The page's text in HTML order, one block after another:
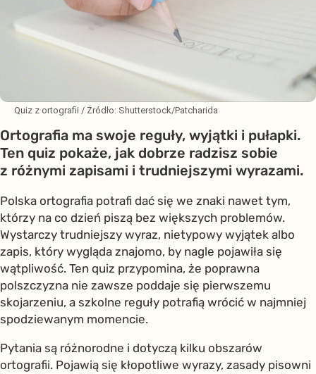
Quiz z ortografii / Źródło: Shutterstock/Patcharida
Ortografia ma swoje reguły, wyjątki i pułapki.
Ten quiz pokaże, jak dobrze radzisz sobie
z różnymi zapisami i trudniejszymi wyrazami.
Polska ortografia potrafi dać się we znaki nawet tym,
którzy na co dzień piszą bez większych problemów.
Wystarczy trudniejszy wyraz, nietypowy wyjątek albo
zapis, który wygląda znajomo, by nagle pojawiła się
wątpliwość. Ten quiz przypomina, że poprawna
polszczyzna nie zawsze poddaje się pierwszemu
skojarzeniu, a szkolne reguły potrafią wrócić w najmniej
spodziewanym momencie.
Pytania są różnorodne i dotyczą kilku obszarów
ortografii. Pojawią się kłopotliwe wyrazy, zasady pisowni